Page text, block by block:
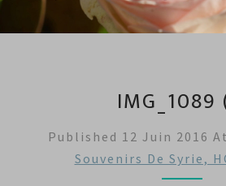
IMG_1089
Published 12 Juin 2016 At
Souvenirs De Syrie,